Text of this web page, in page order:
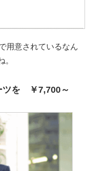
用意されているなん
。
ツを ￥7,700～